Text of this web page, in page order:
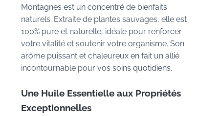
Montagnes est un concentré de bienfaits
naturels. Extraite de plantes sauvages, elle est
100% pure et naturelle, idéale pour renforcer
votre vitalité et soutenir votre organisme. Son
arôme puissant et chaleureux en fait un allié
incontournable pour vos soins quotidiens.
Une Huile Essentielle aux Propriétés
Exceptionnelles